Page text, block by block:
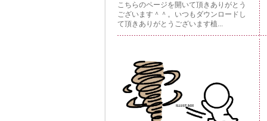
こちらのページを開いて頂きありがとう
ございます＾＾。いつもダウンロードし
て頂きありがとうございます植...